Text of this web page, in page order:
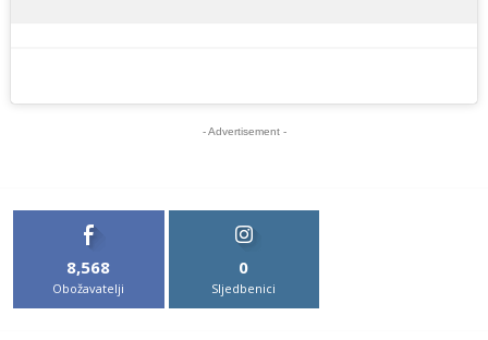
- Advertisement -
8,568
Obožavatelji
0
Sljedbenici